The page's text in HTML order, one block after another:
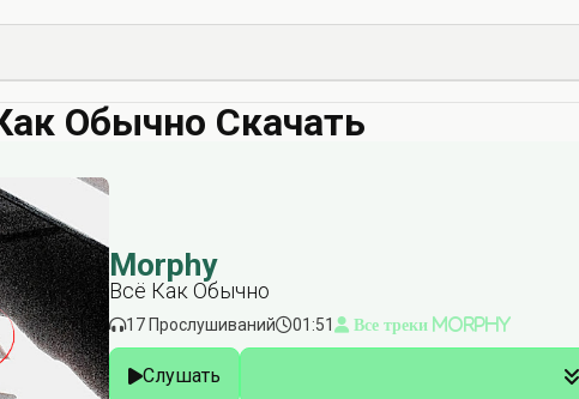
Обычно Скачать
Morphy
Всё Как Обычно
17 Прослушиваний 01:51 Все треки Morphy
Слушать